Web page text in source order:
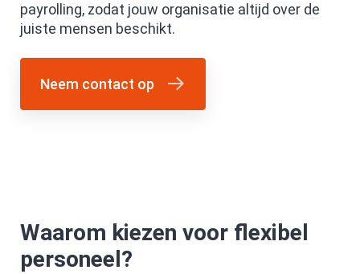
payrolling, zodat jouw organisatie altijd over de
juiste mensen beschikt.
Neem contact op
Waarom kiezen voor flexibel
personeel?